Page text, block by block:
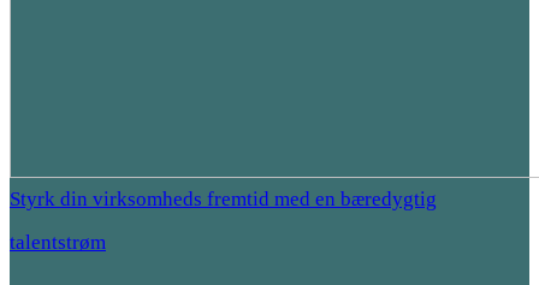
Styrk din virksomheds fremtid med en bæredygtig
talentstrøm